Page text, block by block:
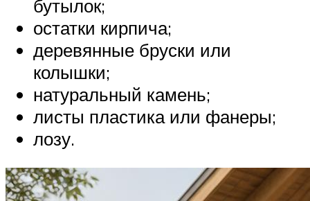
бутылок;
остатки кирпича;
деревянные бруски или
колышки;
натуральный камень;
листы пластика или фанеры;
лозу.